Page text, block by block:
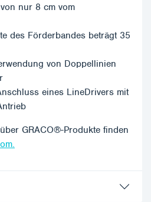
nur 8 cm vom
des Förderbandes beträgt 35
von Doppellinien
eines LineDrivers mit
GRACO®-Produkte finden